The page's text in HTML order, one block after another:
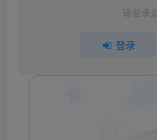
请登录
登录